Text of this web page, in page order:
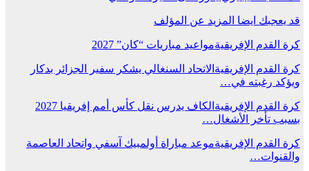
قد يعجبك ايضا المزيد عن المؤلف
كرة القدم الإفريقيةمواعيد مباريات “كان” 2027
كرة القدم الإفريقية الاتحاد السنغالي يشكر سفير الجزائر بدكار
ويؤكد رغبته في…
كرة القدم الإفريقية
الكاف يدرس نقل كأس أمم إفريقيا 2027
بسبب تأخر الأشغال…
كرة القدم الإفريقيةموعد مباراة أولمبيك آسفي واتحاد العاصمة
والقنوات…